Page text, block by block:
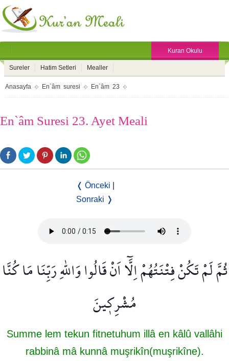
Kuran Okulu
Sureler Hatim Setleri Mealler
Anasayfa En`âm suresi En`âm 23
En`âm Suresi 23. Ayet Meali
❬ Önceki
Sonraki ❭
ثُمَّ لَمْ تَكُنْ فِتْنَتُهُمْ اِلَّٓا اَنْ قَالُوا وَاللّٰهِ رَبِّنَا مَا كُنَّا
مُشْرِك۪ينَ
Summe lem tekun fitnetuhum illâ en kâlû vallâhi
rabbinâ mâ kunnâ muşrikîn(muşrikîne).